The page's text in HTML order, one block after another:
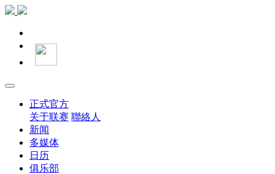
正式官方
关于联赛 聯絡人
新闻
多媒体
日历
俱乐部